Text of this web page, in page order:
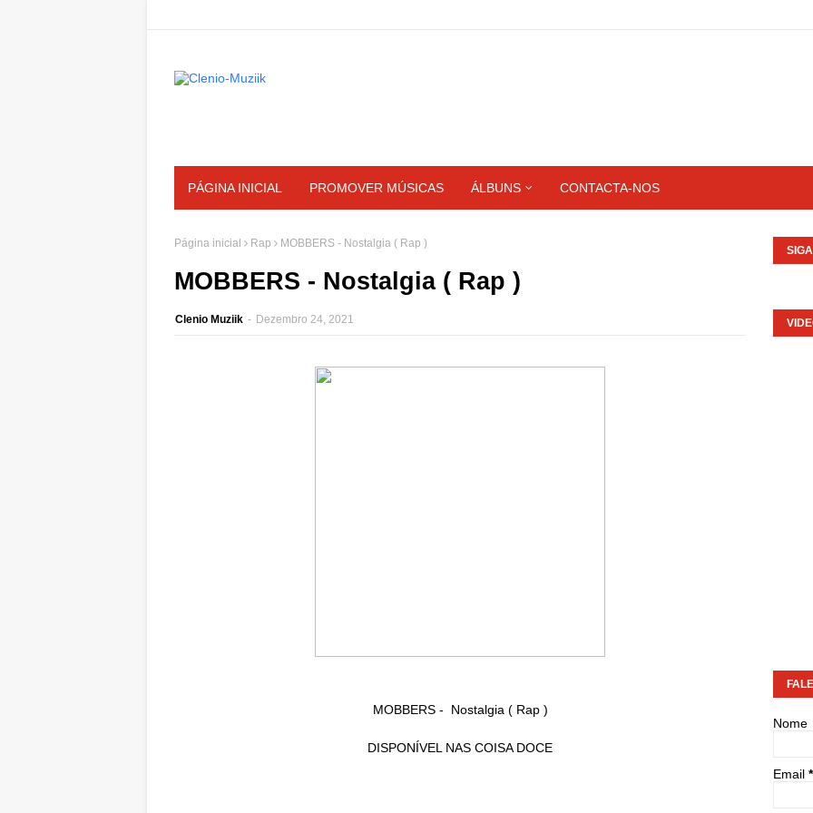
PÁGINA INICIAL PROMOVER MÚSICAS ÁLBUNS CONTACTA-NOS
Página inicial Rap MOBBERS - Nostalgia ( Rap )
MOBBERS - Nostalgia ( Rap )
Clenio Muziik - Dezembro 24, 2021
MOBBERS - Nostalgia ( Rap )
DISPONÍVEL NAS COISA DOCE
Nome
Email *